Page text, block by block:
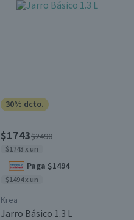
30% dcto.
$1743$2490
$1743 x un
Paga $1494
$1494 x un
Krea
Jarro Básico 1.3 L